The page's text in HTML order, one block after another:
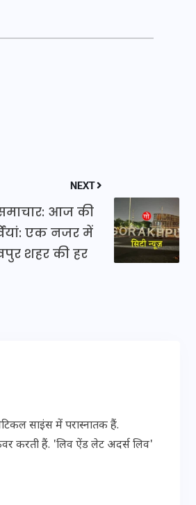
NEXT
आज की
एक नजर में
शहर की हर
साइंस में परास्नातक हैं.
करती हैं. 'लिव ऐंड लेट अदर्स लिव'